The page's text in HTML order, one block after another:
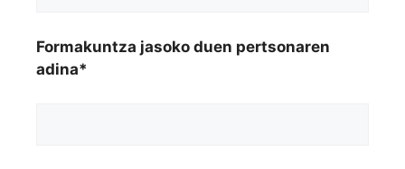
Formakuntza jasoko duen pertsonaren
adina*